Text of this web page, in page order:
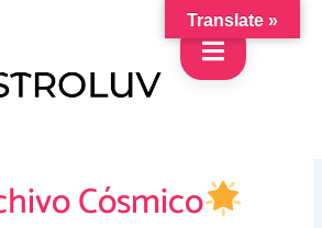
Cósmico
Translate »